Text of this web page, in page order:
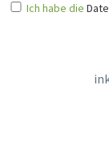
Ich habe die